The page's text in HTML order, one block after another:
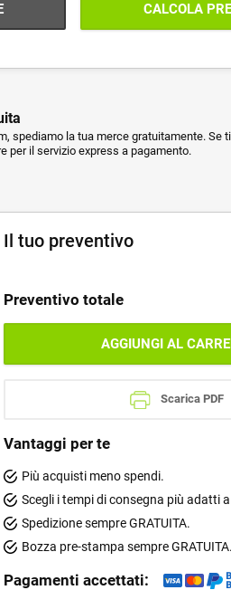
CALCOLA
spediamo la tua merce gratuitamente. Se
per il servizio express a pagamento.
Il tuo preventivo
Preventivo totale
AGGIUNGI AL
Scarica PDF
Vantaggi per te
Più acquisti meno spendi.
Scegli i tempi di consegna più adatti
Spedizione sempre GRATUITA.
Bozza pre-stampa sempre GRATUITA.
Pagamenti accettati: